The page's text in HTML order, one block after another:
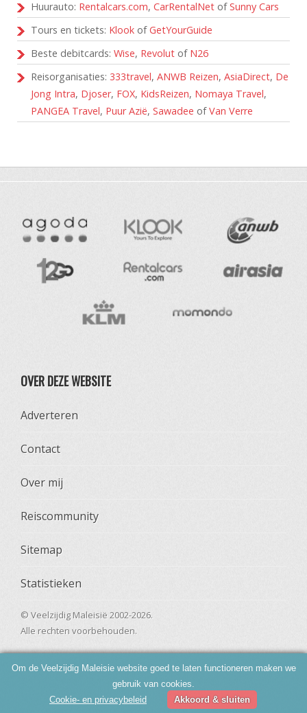
Huurauto: Rentalcars.com, CarRentalNet ofSunny Cars
Tours en tickets: Klook ofGetYourGuide
Beste debitcards: Wise, Revolut of N26
Reisorganisaties: 333travel, ANWB Reizen, AsiaDirect, De
Jong Intra, Djoser, FOX, KidsReizen, Nomaya Travel,
PANGEA Travel, Puur Azië, Sawadee ofVan Verre
OVER DEZE WEBSITE
Adverteren
Contact
Over mij
Reiscommunity
Sitemap
Statistieken
© Veelzijdig Maleisië 2002-2026.
Alle rechten voorbehouden.
Om de Veelzijdig Maleisie website goed te laten functioneren maken we
gebruik van cookies.
Cookie- en privacybeleid
Akkoord & sluiten